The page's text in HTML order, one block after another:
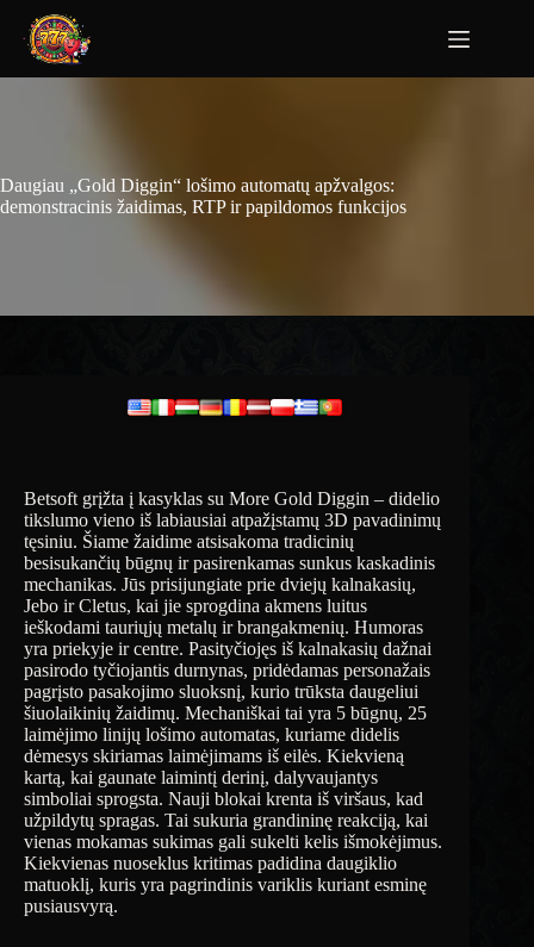
Daugiau „Gold Diggin“ lošimo automatų apžvalgos:
demonstracinis žaidimas, RTP ir papildomos funkcijos
Betsoft grįžta į kasyklas su More Gold Diggin – didelio
tikslumo vieno iš labiausiai atpažįstamų 3D pavadinimų
tęsiniu. Šiame žaidime atsisakoma tradicinių
besisukančių būgnų ir pasirenkamas sunkus kaskadinis
mechanikas. Jūs prisijungiate prie dviejų kalnakasių,
Jebo ir Cletus, kai jie sprogdina akmens luitus
ieškodami tauriųjų metalų ir brangakmenių. Humoras
yra priekyje ir centre. Pasityčiojęs iš kalnakasių dažnai
pasirodo tyčiojantis durnynas, pridėdamas personažais
pagrįsto pasakojimo sluoksnį, kurio trūksta daugeliui
šiuolaikinių žaidimų. Mechaniškai tai yra 5 būgnų, 25
laimėjimo linijų lošimo automatas, kuriame didelis
dėmesys skiriamas laimėjimams iš eilės. Kiekvieną
kartą, kai gaunate laimintį derinį, dalyvaujantys
simboliai sprogsta. Nauji blokai krenta iš viršaus, kad
užpildytų spragas. Tai sukuria grandininę reakciją, kai
vienas mokamas sukimas gali sukelti kelis išmokėjimus.
Kiekvienas nuoseklus kritimas padidina daugiklio
matuoklį, kuris yra pagrindinis variklis kuriant esminę
pusiausvyrą.